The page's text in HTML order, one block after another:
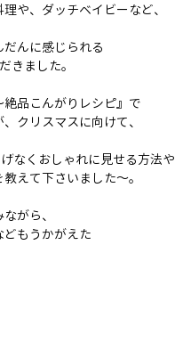
や、ダッチベイビーなど、
んに感じられる
きました。
品こんがりレシピ』で
クリスマスに向けて、
なくおしゃれに見せる方法や
えて下さいました～。
がら、
もうかがえた